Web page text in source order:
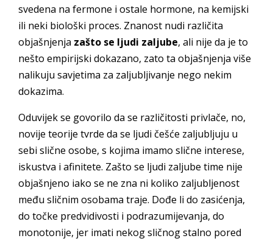
svedena na fermone i ostale hormone, na kemijski
ili neki biološki proces. Znanost nudi različita
objašnjenja zašto se ljudi zaljube, ali nije da je to
nešto empirijski dokazano, zato ta objašnjenja više
nalikuju savjetima za zaljubljivanje nego nekim
dokazima.
Oduvijek se govorilo da se različitosti privlače, no,
novije teorije tvrde da se ljudi češće zaljubljuju u
sebi slične osobe, s kojima imamo slične interese,
iskustva i afinitete. Zašto se ljudi zaljube time nije
objašnjeno iako se ne zna ni koliko zaljubljenost
među sličnim osobama traje. Dođe li do zasićenja,
do točke predvidivosti i podrazumijevanja, do
monotonije, jer imati nekog sličnog stalno pored